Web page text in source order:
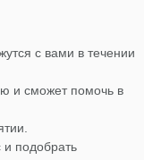
с вами в течении
и сможет помочь в
подобрать